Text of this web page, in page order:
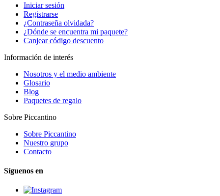
Iniciar sesión
Registrarse
¿Contraseña olvidada?
¿Dónde se encuentra mi paquete?
Canjear código descuento
Información de interés
Nosotros y el medio ambiente
Glosario
Blog
Paquetes de regalo
Sobre Piccantino
Sobre Piccantino
Nuestro grupo
Contacto
Síguenos en